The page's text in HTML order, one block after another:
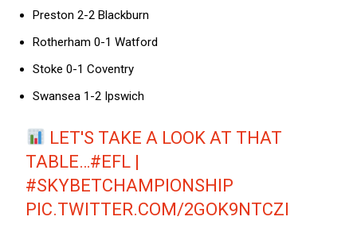
Preston 2-2 Blackburn
Rotherham 0-1 Watford
Stoke 0-1 Coventry
Swansea 1-2 Ipswich
LET'S TAKE A LOOK AT THAT
TABLE…#EFL |
#SKYBETCHAMPIONSHIP
PIC.TWITTER.COM/2GOK9NTCZI